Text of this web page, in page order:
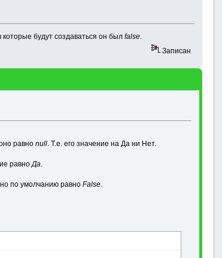
которые будут создаваться он былfalse
Записан
равноnull . Т.е. его значение на Да ни Нет.
равноДа
по умолчанию равноFalse